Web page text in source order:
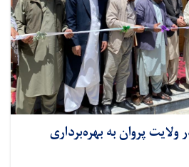
پروان به بهره‌برداری